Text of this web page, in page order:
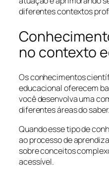
diferentes contextos
no contexto
Os conhecimentos
educacional oferecem
você desenvolva uma
diferentes áreas do saber.
Quando esse tipo de
ao processo de
sobre conceitos
acessível.